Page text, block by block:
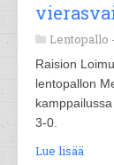
Lentopallo -
Raision
lentopallon
3-0.
Lue lisää